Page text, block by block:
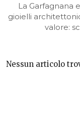
La Garfagnana
gioielli
valore:
Nessun articolo